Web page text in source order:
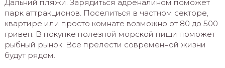
Дальний пляжи. Зарядиться адреналином поможет
парк аттракционов. Поселиться в частном секторе,
квартире или просто комнате возможно от 80 до 500
гривен. В покупке полезной морской пищи поможет
рыбный рынок. Все прелести современной жизни
будут рядом.